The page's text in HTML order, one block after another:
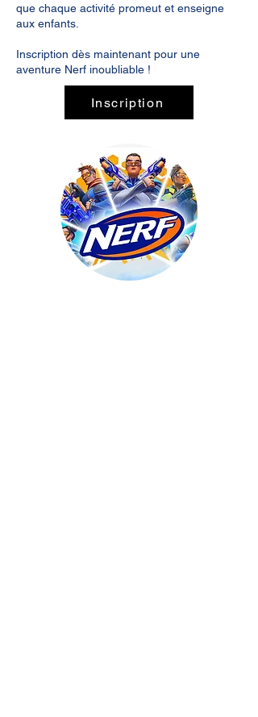
que chaque activité promeut et enseigne
aux enfants.
Inscription dès maintenant pour une
aventure Nerf inoubliable !
Inscription